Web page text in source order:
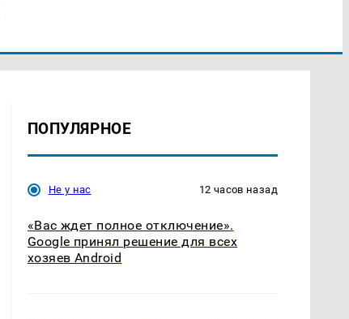
ПОПУЛЯРНОЕ
Не у нас 12 часов назад
«Вас ждет полное отключение».
Google принял решение для всех
хозяев Android